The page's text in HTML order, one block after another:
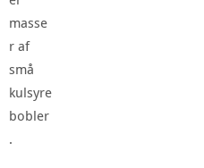
masse
r af
små
kulsyre
bobler
.